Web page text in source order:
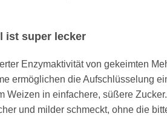
ist super lecker
Enzymaktivität von gekeimten
ermöglichen die Aufschlüsselung
Weizen in einfachere, süßere
und milder schmeckt, ohne die